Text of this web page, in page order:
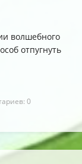
5.0
волшебного
отпугнуть
0